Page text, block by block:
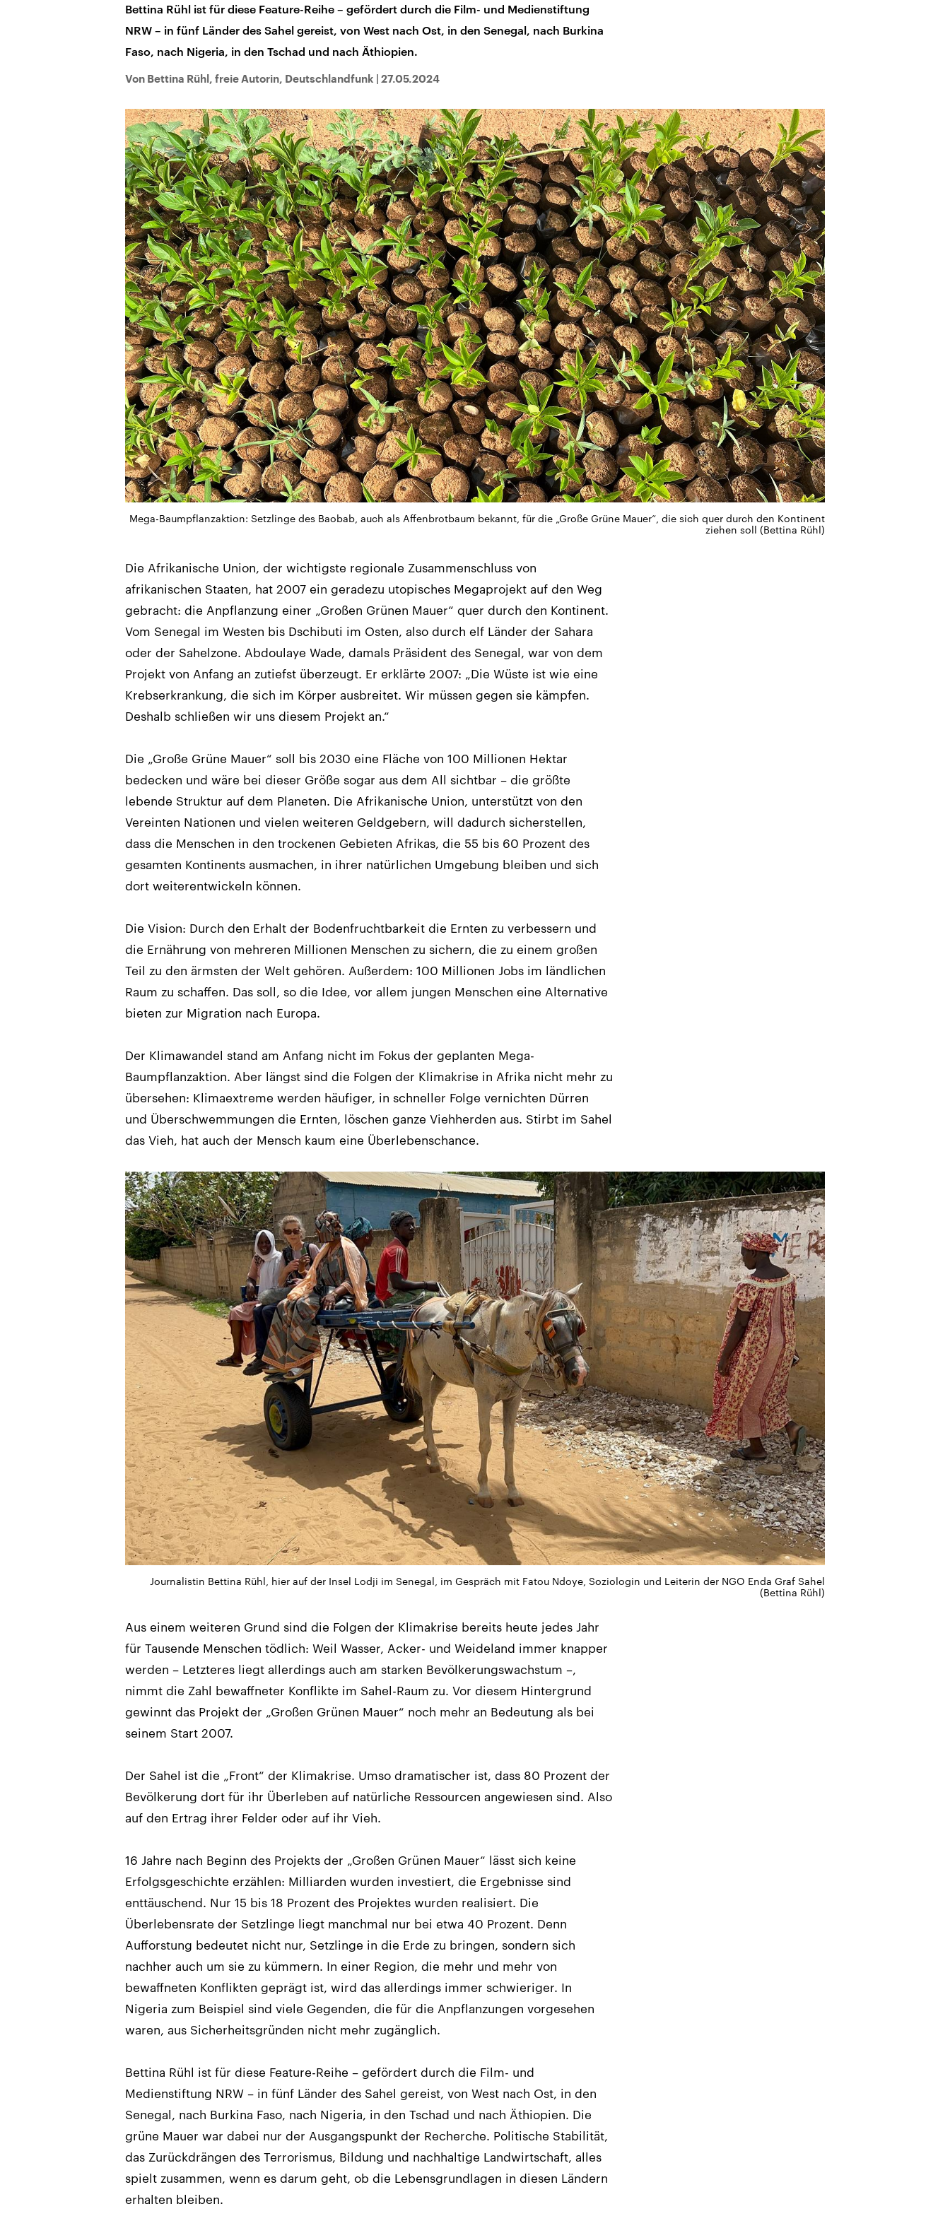
Bettina Rühl ist für diese Feature-Reihe – gefördert durch die Film- und Medienstiftung
NRW – in fünf Länder des Sahel gereist, von West nach Ost, in den Senegal, nach Burkina
Faso, nach Nigeria, in den Tschad und nach Äthiopien.
Von Bettina Rühl, freie Autorin, Deutschlandfunk 27.05.2024
Mega-Baumpflanzaktion: Setzlinge des Baobab, auch als Affenbrotbaum bekannt, für die „Große Grüne Mauer“, die sich quer durch den Kontinent
ziehen soll (Bettina Rühl)
Die Afrikanische Union, der wichtigste regionale Zusammenschluss von
afrikanischen Staaten, hat 2007 ein geradezu utopisches Megaprojekt auf den Weg
gebracht: die Anpflanzung einer „Großen Grünen Mauer“ quer durch den Kontinent.
Vom Senegal im Westen bis Dschibuti im Osten, also durch elf Länder der Sahara
oder der Sahelzone. Abdoulaye Wade, damals Präsident des Senegal, war von dem
Projekt von Anfang an zutiefst überzeugt. Er erklärte 2007: „Die Wüste ist wie eine
Krebserkrankung, die sich im Körper ausbreitet. Wir müssen gegen sie kämpfen.
Deshalb schließen wir uns diesem Projekt an.“
Die „Große Grüne Mauer“ soll bis 2030 eine Fläche von 100 Millionen Hektar
bedecken und wäre bei dieser Größe sogar aus dem All sichtbar – die größte
lebende Struktur auf dem Planeten. Die Afrikanische Union, unterstützt von den
Vereinten Nationen und vielen weiteren Geldgebern, will dadurch sicherstellen,
dass die Menschen in den trockenen Gebieten Afrikas, die 55 bis 60 Prozent des
gesamten Kontinents ausmachen, in ihrer natürlichen Umgebung bleiben und sich
dort weiterentwickeln können.
Die Vision: Durch den Erhalt der Bodenfruchtbarkeit die Ernten zu verbessern und
die Ernährung von mehreren Millionen Menschen zu sichern, die zu einem großen
Teil zu den ärmsten der Welt gehören. Außerdem: 100 Millionen Jobs im ländlichen
Raum zu schaffen. Das soll, so die Idee, vor allem jungen Menschen eine Alternative
bieten zur Migration nach Europa.
Der Klimawandel stand am Anfang nicht im Fokus der geplanten Mega-
Baumpflanzaktion. Aber längst sind die Folgen der Klimakrise in Afrika nicht mehr zu
übersehen: Klimaextreme werden häufiger, in schneller Folge vernichten Dürren
und Überschwemmungen die Ernten, löschen ganze Viehherden aus. Stirbt im Sahel
das Vieh, hat auch der Mensch kaum eine Überlebenschance.
Journalistin Bettina Rühl, hier auf der Insel Lodji im Senegal, im Gespräch mit Fatou Ndoye, Soziologin und Leiterin der NGO Enda Graf Sahel
(Bettina Rühl)
Aus einem weiteren Grund sind die Folgen der Klimakrise bereits heute jedes Jahr
für Tausende Menschen tödlich: Weil Wasser, Acker- und Weideland immer knapper
werden – Letzteres liegt allerdings auch am starken Bevölkerungswachstum –,
nimmt die Zahl bewaffneter Konflikte im Sahel-Raum zu. Vor diesem Hintergrund
gewinnt das Projekt der „Großen Grünen Mauer“ noch mehr an Bedeutung als bei
seinem Start 2007.
Der Sahel ist die „Front“ der Klimakrise. Umso dramatischer ist, dass 80 Prozent der
Bevölkerung dort für ihr Überleben auf natürliche Ressourcen angewiesen sind. Also
auf den Ertrag ihrer Felder oder auf ihr Vieh.
16 Jahre nach Beginn des Projekts der „Großen Grünen Mauer“ lässt sich keine
Erfolgsgeschichte erzählen: Milliarden wurden investiert, die Ergebnisse sind
enttäuschend. Nur 15 bis 18 Prozent des Projektes wurden realisiert. Die
Überlebensrate der Setzlinge liegt manchmal nur bei etwa 40 Prozent. Denn
Aufforstung bedeutet nicht nur, Setzlinge in die Erde zu bringen, sondern sich
nachher auch um sie zu kümmern. In einer Region, die mehr und mehr von
bewaffneten Konflikten geprägt ist, wird das allerdings immer schwieriger. In
Nigeria zum Beispiel sind viele Gegenden, die für die Anpflanzungen vorgesehen
waren, aus Sicherheitsgründen nicht mehr zugänglich.
Bettina Rühl ist für diese Feature-Reihe – gefördert durch die Film- und
Medienstiftung NRW – in fünf Länder des Sahel gereist, von West nach Ost, in den
Senegal, nach Burkina Faso, nach Nigeria, in den Tschad und nach Äthiopien. Die
grüne Mauer war dabei nur der Ausgangspunkt der Recherche. Politische Stabilität,
das Zurückdrängen des Terrorismus, Bildung und nachhaltige Landwirtschaft, alles
spielt zusammen, wenn es darum geht, ob die Lebensgrundlagen in diesen Ländern
erhalten bleiben.